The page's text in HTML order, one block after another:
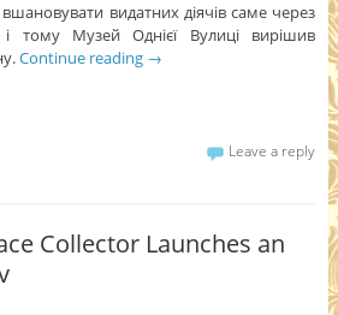
видатних діячів саме через
тому Музей Однієї Вулиці вирішив
Continue reading →
Leave a reply
Collector Launches an